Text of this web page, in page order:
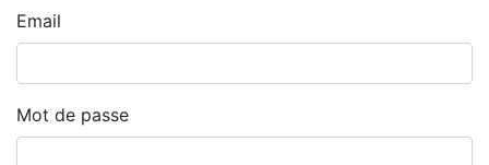
Email
Mot de passe